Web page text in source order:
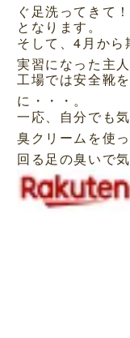
ぐ足洗ってきて！
となります。
そして、4月か
実習になった主人
工場では安全靴
に・・・。
一応、自分でも
臭クリームを使
回る足の臭いで